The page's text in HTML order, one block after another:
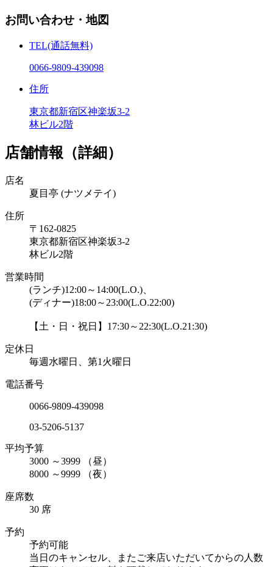
お問い合わせ・地図
TEL(通話無料)
0066-9809-439098
住所
東京都新宿区神楽坂3-2
林ビル2階
店舗情報（詳細）
店名
夏目亭 (ナツメテイ)
住所
〒162-0825
東京都新宿区神楽坂3-2
林ビル2階
営業時間
(ランチ)12:00～14:00(L.O.)、
(ディナー)18:00～23:00(L.O.22:00)
【土・日・祝日】17:30～22:30(L.O.21:30)
定休日
毎週水曜日、第1火曜日
電話番号
0066-9809-439098
03-5206-5137
平均予算
3000 ～3999 （昼）
8000 ～9999 （夜）
座席数
30 席
予約
予約可能
当日のキャンセル、またご来店いただいてからの人数